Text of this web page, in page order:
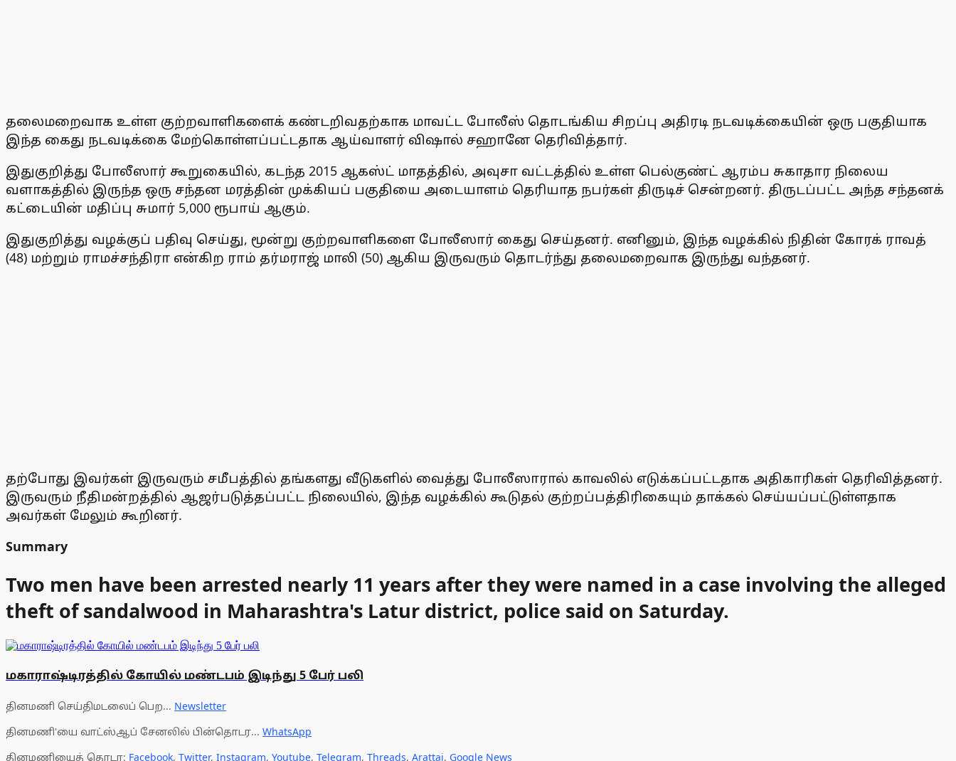
தலைமறைவாக உள்ள குற்றவாளிகளைக் கண்டறிவதற்காக மாவட்ட போலீஸ் தொடங்கிய சிறப்பு அதிரடி நடவடிக்கையின் ஒரு பகுதியாக
இந்த கைது நடவடிக்கை மேற்கொள்ளப்பட்டதாக ஆய்வாளர் விஷால் சஹானே தெரிவித்தார்.
இதுகுறித்து போலீஸார் கூறுகையில், கடந்த 2015 ஆகஸ்ட் மாதத்தில், அவுசா வட்டத்தில் உள்ள பெல்குண்ட் ஆரம்ப சுகாதார நிலைய
வளாகத்தில் இருந்த ஒரு சந்தன மரத்தின் முக்கியப் பகுதியை அடையாளம் தெரியாத நபர்கள் திருடிச் சென்றனர். திருடப்பட்ட அந்த சந்தனக்
கட்டையின் மதிப்பு சுமார் 5,000 ரூபாய் ஆகும்.
இதுகுறித்து வழக்குப் பதிவு செய்து, மூன்று குற்றவாளிகளை போலீஸார் கைது செய்தனர். எனினும், இந்த வழக்கில் நிதின் கோரக் ராவத்
(48) மற்றும் ராமச்சந்திரா என்கிற ராம் தர்மராஜ் மாலி (50) ஆகிய இருவரும் தொடர்ந்து தலைமறைவாக இருந்து வந்தனர்.
தற்போது இவர்கள் இருவரும் சமீபத்தில் தங்களது வீடுகளில் வைத்து போலீஸாரால் காவலில் எடுக்கப்பட்டதாக அதிகாரிகள் தெரிவித்தனர்.
இருவரும் நீதிமன்றத்தில் ஆஜர்படுத்தப்பட்ட நிலையில், இந்த வழக்கில் கூடுதல் குற்றப்பத்திரிகையும் தாக்கல் செய்யப்பட்டுள்ளதாக
அவர்கள் மேலும் கூறினர்.
Summary
Two men have been arrested nearly 11 years after they were named in a case involving the alleged
theft of sandalwood in Maharashtra's Latur district, police said on Saturday.
மகாராஷ்டிரத்தில் கோயில் மண்டபம் இடிந்து 5 பேர் பலி
தினமணி செய்திமடலைப் பெற... Newsletter
தினமணி'யை வாட்ஸ்ஆப் சேனலில் பின்தொடர... WhatsApp
தினமணியைத் தொடர: Facebook, Twitter, Instagram, Youtube, Telegram, Threads, Arattai, Google News